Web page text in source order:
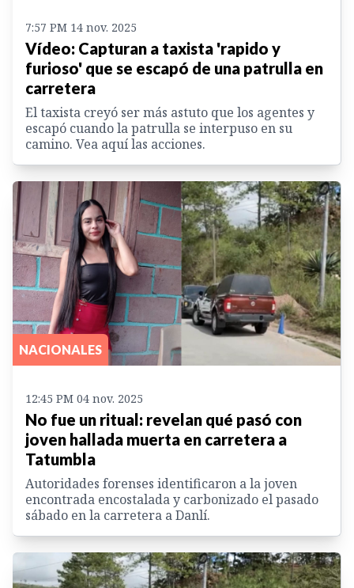
7:57 PM 14 nov. 2025
Vídeo: Capturan a taxista 'rapido y
furioso' que se escapó de una patrulla en
carretera
El taxista creyó ser más astuto que los agentes y
escapó cuando la patrulla se interpuso en su
camino. Vea aquí las acciones.
NACIONALES
12:45 PM 04 nov. 2025
No fue un ritual: revelan qué pasó con
joven hallada muerta en carretera a
Tatumbla
Autoridades forenses identificaron a la joven
encontrada encostalada y carbonizado el pasado
sábado en la carretera a Danlí.